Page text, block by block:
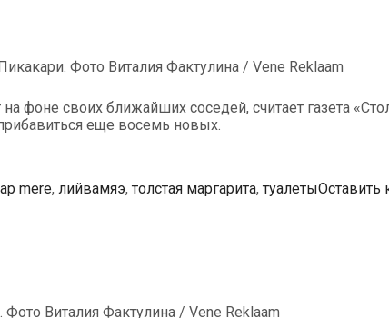
фоне своих ближайших соседей, считает газета
еще восемь новых.
mere, лийвамяэ, толстая маргарита, туалетыОставить